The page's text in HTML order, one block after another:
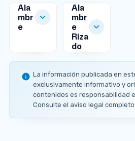
Ala
mbr
e
Ø
1
.
A PEDIDO OFERTA
Ala
mbr
e
Riza
do
Ø
0
6
A PEDIDO
Ø
0
8
A PEDIDO
Ø
0
.
Ø
1
2
A PEDIDO
Ø
1
5
La información publicada en
exclusivamente informativo y
contenidos es responsabilidad
Consulte el aviso legal completo